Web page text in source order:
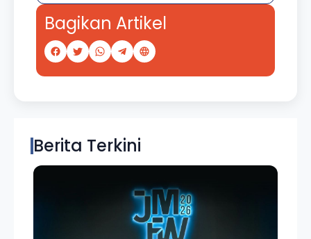
Bagikan Artikel
Berita Terkini